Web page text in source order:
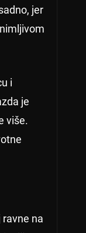
jer
i
je
više.
na